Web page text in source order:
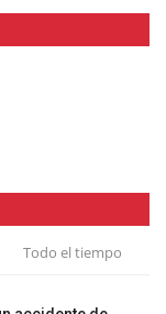
Todo el tiempo